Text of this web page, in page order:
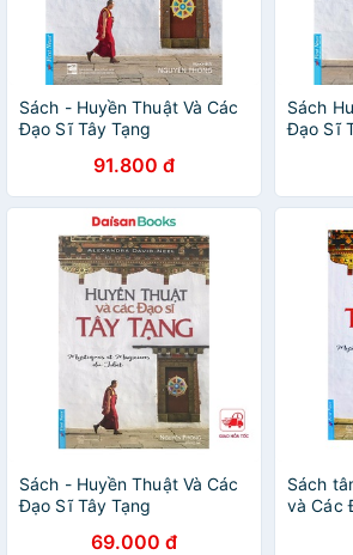
Sách - Huyền Thuật Và Các
Đạo Sĩ Tây Tạng
91.800 đ
Sách
Đạo Sĩ
Sách - Huyền Thuật Và Các
Đạo Sĩ Tây Tạng
69.000 đ
Sách
và Các